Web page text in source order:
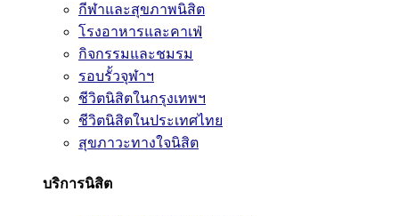
กีฬาและสุขภาพนิสิต
โรงอาหารและคาเฟ่
กิจกรรมและชมรม
รอบรั้วจุฬาฯ
ชีวิตนิสิตในกรุงเทพฯ
ชีวิตนิสิตในประเทศไทย
สุขภาวะทางใจนิสิต
บริการนิสิต